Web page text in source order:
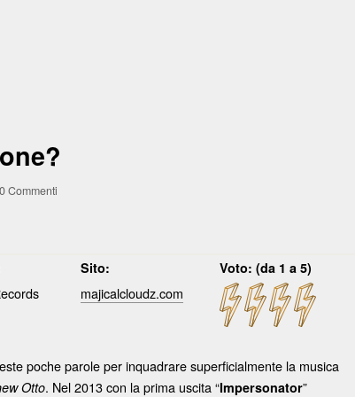
0 Commenti
Sito: Voto: (da 1 a 5)
majicalcloudz.com
poche parole per inquadrare superficialmente la musica
Otto. Nel 2013 con la prima uscita “Impersonator”